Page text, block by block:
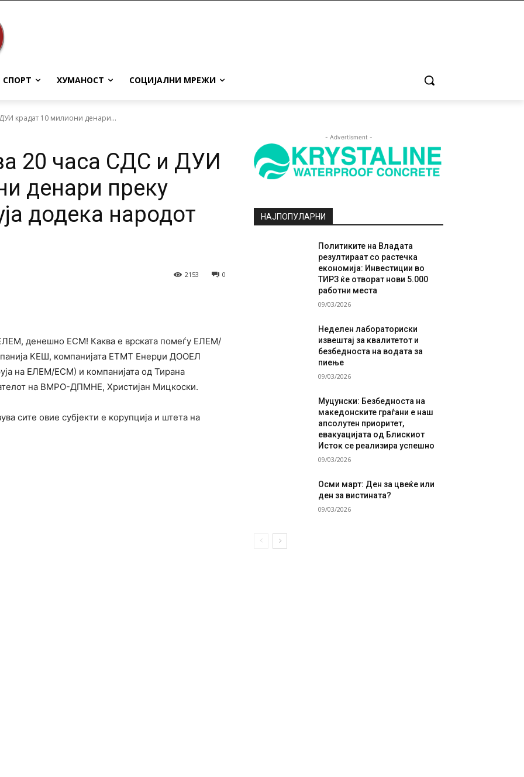
СПОРТ ХУМАНОСТ СОЦИЈАЛНИ МРЕЖИ
крадат 10 милиони денари...
20 часа СДС и ДУИ
денари преку
додека народот
0
2153
денешно ЕСМ! Каква е врската помеѓу ЕЛЕМ/
КЕШ, компанијата ЕТМТ Енерџи ДООЕЛ
на ЕЛЕМ/ЕСМ) и компанијата од Тирана
на ВМРО-ДПМНЕ, Христијан Мицкоски.
сите овие субјекти е корупција и штета на
- Advertisment -
НАЈПОПУЛАРНИ
Политиките на Владата
резултираат со растечка
економија: Инвестиции во
ТИРЗ ќе отворат нови 5.000
работни места
09/03/2026
Неделен лабораториски
извештај за квалитетот и
безбедноста на водата за
пиење
09/03/2026
Муцунски: Безбедноста на
македонските граѓани е наш
апсолутен приоритет,
евакуацијата од Блискиот
Исток се реализира успешно
09/03/2026
Осми март: Ден за цвеќе или
ден за вистината?
09/03/2026